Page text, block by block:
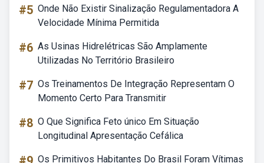
#5 Onde Não Existir Sinalização Regulamentadora A
Velocidade Mínima Permitida
#6 As Usinas Hidrelétricas São Amplamente
Utilizadas No Território Brasileiro
#7 Os Treinamentos De Integração Representam O
Momento Certo Para Transmitir
#8 O Que Significa Feto único Em Situação
Longitudinal Apresentação Cefálica
Os Primitivos Habitantes Do Brasil Foram Vítimas